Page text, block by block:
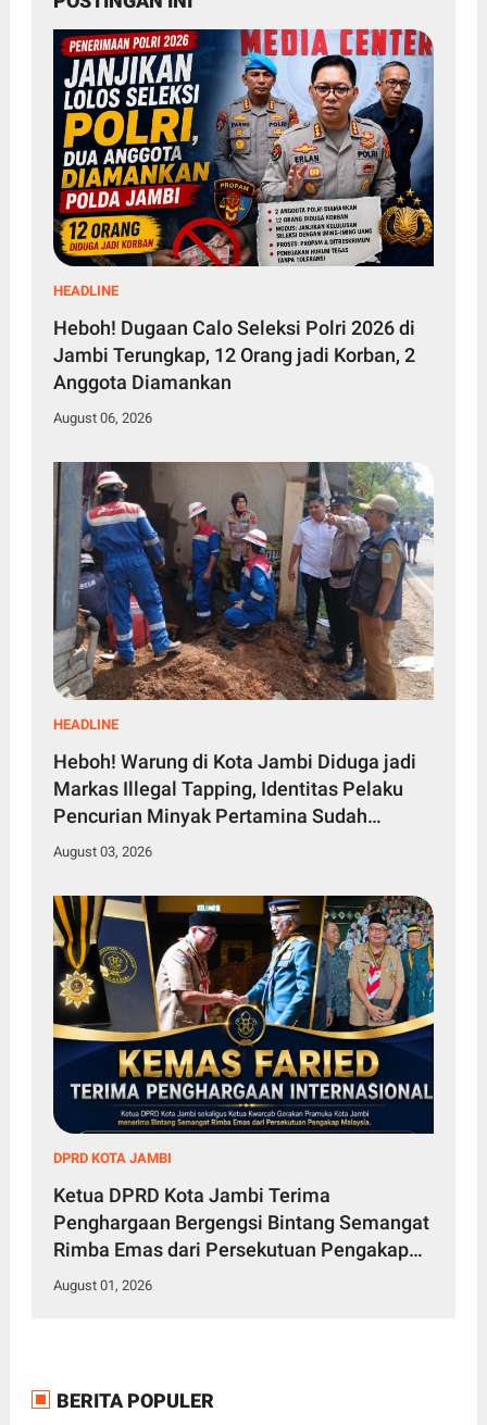
HEADLINE
Heboh! Dugaan Calo Seleksi Polri 2026 di
Jambi Terungkap, 12 Orang jadi Korban, 2
Anggota Diamankan
August 06, 2026
HEADLINE
Heboh! Warung di Kota Jambi Diduga jadi
Markas Illegal Tapping, Identitas Pelaku
Pencurian Minyak Pertamina Sudah
Diketahui
August 03, 2026
DPRD KOTA JAMBI
Ketua DPRD Kota Jambi Terima
Penghargaan Bergengsi Bintang Semangat
Rimba Emas dari Persekutuan Pengakap
Malaysia
August 01, 2026
BERITA POPULER